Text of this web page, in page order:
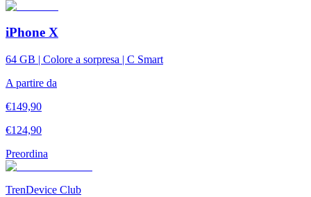
iPhone X
64 GB | Colore a sorpresa | C Smart
A partire da
€149,90
€124,90
Preordina
TrenDevice Club